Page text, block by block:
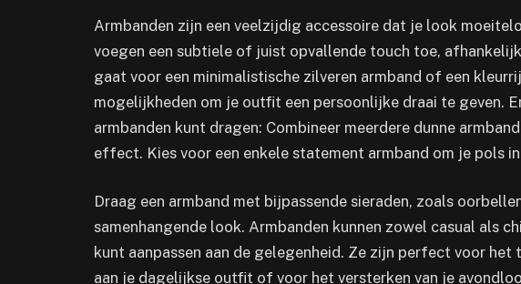
Armbanden zijn een veelzijdig accessoire dat je look
voegen een subtiele of juist opvallende touch toe,
gaat voor een minimalistische zilveren armband of een
mogelijkheden om je outfit een persoonlijke draai te geven.
armbanden kunt dragen: Combineer meerdere dunne
effect. Kies voor een enkele statement armband om je pols
Draag een armband met bijpassende sieraden, zoals
samenhangende look. Armbanden kunnen zowel casual als
kunt aanpassen aan de gelegenheid. Ze zijn perfect voor
aan je dagelijkse outfit of voor het versterken van je